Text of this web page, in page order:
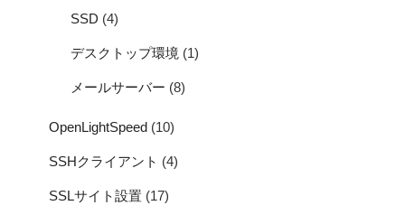
SSD (4)
デスクトップ環境 (1)
メールサーバー (8)
OpenLightSpeed (10)
SSHクライアント (4)
SSLサイト設置 (17)